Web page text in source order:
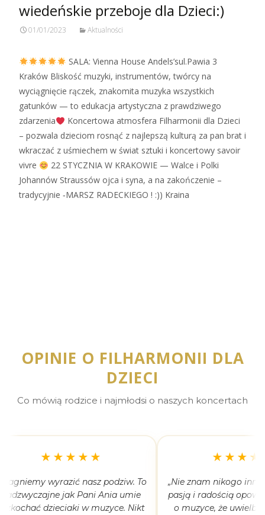
wiedeńskie przeboje dla Dzieci:)
01/01/2023 Aktualności
SALA: Vienna House Andels’sul.Pawia 3
Kraków Bliskość muzyki, instrumentów, twórcy na
wyciągnięcie rączek, znakomita muzyka wszystkich
gatunków — to edukacja artystyczna z prawdziwego
zdarzenia
Koncertowa atmosfera Filharmonii dla Dzieci
– pozwala dzieciom rosnąć z najlepszą kulturą za pan brat i
wkraczać z uśmiechem w świat sztuki i koncertowy savoir
vivre
22 STYCZNIA W KRAKOWIE — Walce i Polki
Johannów Straussów ojca i syna, a na zakończenie –
tradycyjnie ‑MARSZ RADECKIEGO ! :)) Kraina
OPINIE O FILHARMONII DLA
DZIECI
Co mówią rodzice i najmłodsi o naszych koncertach
★★★★★
wyrazić nasz podziw. To
nadzwyczajne jak Pani Ania umie
dzieciaki w muzyce. Nikt
„Nie znam nikogo
pasją i radością
o muzyce, że